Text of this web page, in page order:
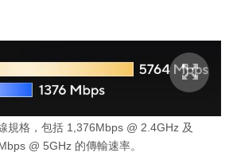
規格，包括 1,376Mbps @ 2.4GHz 及
@ 5GHz 的傳輸速率。